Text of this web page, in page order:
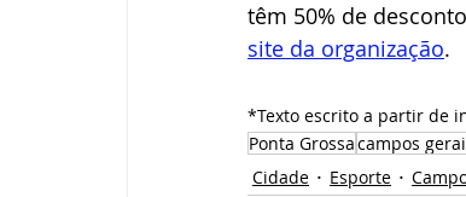
têm 50% de
site da organização.
*Texto escrito a partir de
Ponta Grossacampos
Cidade
Esporte